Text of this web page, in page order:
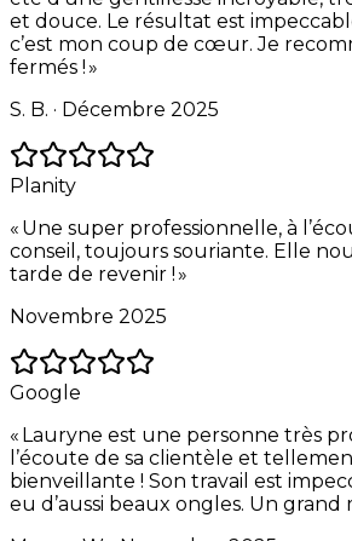
et douce. Le résultat est
c’est mon coup de cœur. Je
fermés !»
S. B. · Décembre 2025
Planity
« Une super professionnelle, à
conseil, toujours souriante. Elle
tarde de revenir !»
Novembre 2025
Google
« Lauryne est une personne très
l’écoute de sa clientèle et
bienveillante ! Son travail est
eu d’aussi beaux ongles. Un grand